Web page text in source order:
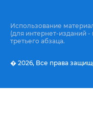
Использование
(для интернет-изданий -
третьего абзаца.
� 2026, Все права